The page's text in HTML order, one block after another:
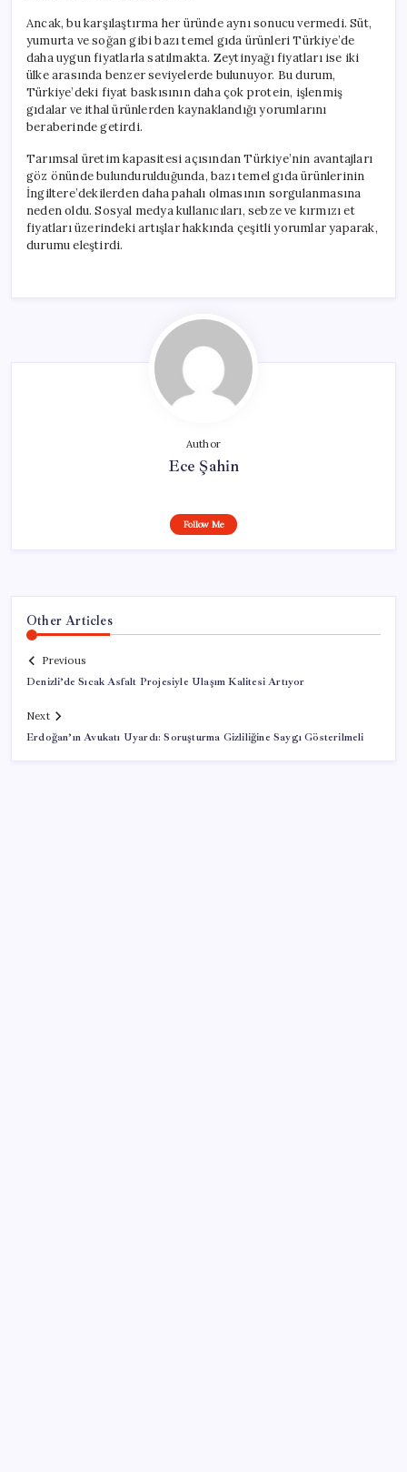
Ancak, bu karşılaştırma her üründe aynı sonucu vermedi. Süt,
yumurta ve soğan gibi bazı temel gıda ürünleri Türkiye’de
daha uygun fiyatlarla satılmakta. Zeytinyağı fiyatları ise iki
ülke arasında benzer seviyelerde bulunuyor. Bu durum,
Türkiye’deki fiyat baskısının daha çok protein, işlenmiş
gıdalar ve ithal ürünlerden kaynaklandığı yorumlarını
beraberinde getirdi.
Tarımsal üretim kapasitesi açısından Türkiye’nin avantajları
göz önünde bulundurulduğunda, bazı temel gıda ürünlerinin
İngiltere’dekilerden daha pahalı olmasının sorgulanmasına
neden oldu. Sosyal medya kullanıcıları, sebze ve kırmızı et
fiyatları üzerindeki artışlar hakkında çeşitli yorumlar yaparak,
durumu eleştirdi.
Author
Ece Şahin
Follow Me
Other Articles
Previous
Denizli’de Sıcak Asfalt Projesiyle Ulaşım Kalitesi Artıyor
Next
Erdoğan’ın Avukatı Uyardı: Soruşturma Gizliliğine Saygı Gösterilmeli